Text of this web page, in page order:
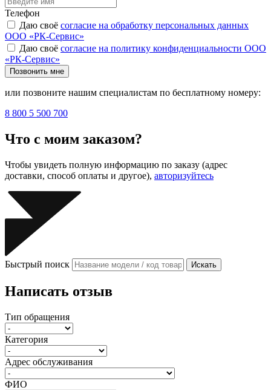
Телефон
Даю своё согласие на обработку персональных данных
ООО «РК-Сервис»
Даю своё согласие на политику конфиденциальности ООО
«РК-Сервис»
Позвонить мне
или позвоните нашим специалистам по бесплатному номеру:
8 800 5 500 700
Что с моим заказом?
Чтобы увидеть полную информацию по заказу (адрес
доставки, способ оплаты и другое), авторизуйтесь
Быстрый поиск Искать
Написать отзыв
Тип обращения
Категория
Адрес обслуживания
ФИО